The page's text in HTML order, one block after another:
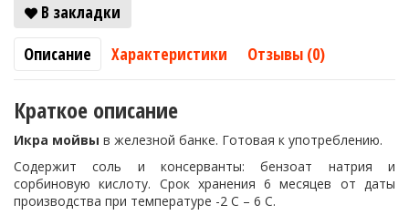
В закладки
Описание
Характеристики Отзывы (0)
Краткое описание
Икра мойвы в железной банке. Готовая к употреблению.
Содержит соль и консерванты: бензоат натрия и
сорбиновую кислоту. Срок хранения 6 месяцев от даты
производства при температуре -2 С – 6 С.